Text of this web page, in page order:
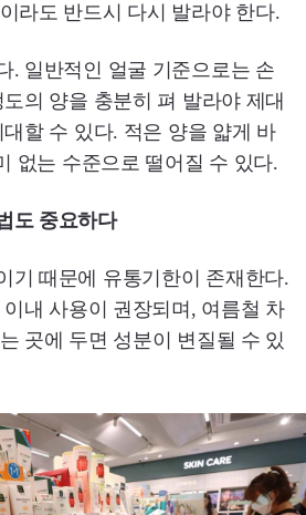
라도 반드시 다시 발라야 한다.
. 일반적인 얼굴 기준으로는 손
의 양을 충분히 펴 발라야 제대
할 수 있다. 적은 양을 얇게 바
없는 수준으로 떨어질 수 있다.
도 중요하다
기 때문에 유통기한이 존재한다.
내 사용이 권장되며, 여름철 차
곳에 두면 성분이 변질될 수 있